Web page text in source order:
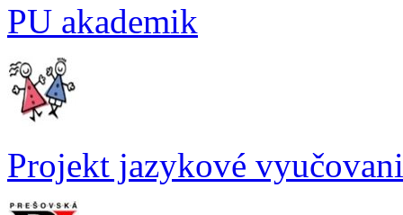
PU akademik
Projekt jazykové